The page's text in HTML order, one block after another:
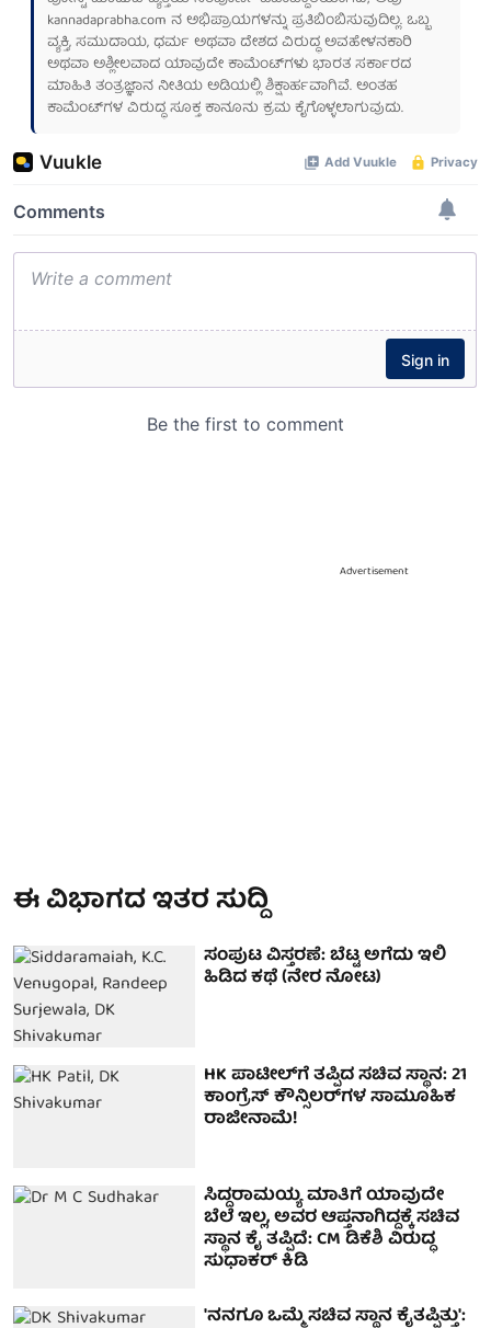
kannadaprabha.com ನ ಅಭಿಪ್ರಾಯಗಳನ್ನು ಪ್ರತಿಬಿಂಬಿಸುವುದಿಲ್ಲ. ಒಬ್ಬ
ವ್ಯಕ್ತಿ, ಸಮುದಾಯ, ಧರ್ಮ ಅಥವಾ ದೇಶದ ವಿರುದ್ಧ ಅವಹೇಳನಕಾರಿ
ಅಥವಾ ಅಶ್ಲೀಲವಾದ ಯಾವುದೇ ಕಾಮೆಂಟ್‌ಗಳು ಭಾರತ ಸರ್ಕಾರದ
ಮಾಹಿತಿ ತಂತ್ರಜ್ಞಾನ ನೀತಿಯ ಅಡಿಯಲ್ಲಿ ಶಿಕ್ಷಾರ್ಹವಾಗಿವೆ. ಅಂತಹ
ಕಾಮೆಂಟ್‌ಗಳ ವಿರುದ್ಧ ಸೂಕ್ತ ಕಾನೂನು ಕ್ರಮ ಕೈಗೊಳ್ಳಲಾಗುವುದು.
Advertisement
ಈ ವಿಭಾಗದ ಇತರ ಸುದ್ದಿ
ಸಂಪುಟ ವಿಸ್ತರಣೆ: ಬೆಟ್ಟ ಅಗೆದು ಇಲಿ
ಹಿಡಿದ ಕಥೆ (ನೇರ ನೋಟ)
HK ಪಾಟೀಲ್‌ಗೆ ತಪ್ಪಿದ ಸಚಿವ ಸ್ಥಾನ: 21
ಕಾಂಗ್ರೆಸ್ ಕೌನ್ಸಿಲರ್‌ಗಳ ಸಾಮೂಹಿಕ
ರಾಜೀನಾಮೆ!
ಸಿದ್ದರಾಮಯ್ಯ ಮಾತಿಗೆ ಯಾವುದೇ
ಬೆಲೆ ಇಲ್ಲ, ಅವರ ಆಪ್ತನಾಗಿದ್ದಕ್ಕೆ ಸಚಿವ
ಸ್ಥಾನ ಕೈ ತಪ್ಪಿದೆ: CM ಡಿಕೆಶಿ ವಿರುದ್ಧ
ಸುಧಾಕರ್ ಕಿಡಿ
'ನನಗೂ ಒಮ್ಮೆ ಸಚಿವ ಸ್ಥಾನ ಕೈತಪ್ಪಿತ್ತು':